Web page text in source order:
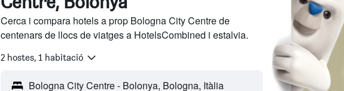
Cerca i compara hotels a prop Bologna City Centre de
centenars de llocs de viatges a HotelsCombined i estalvia.
2 hostes, 1 habitació